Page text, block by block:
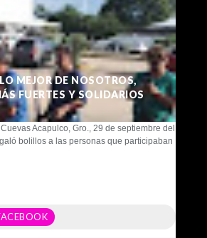
MEJOR DE NOSOTROS,
FUERTES Y SOLIDARIOS
Acapulco, Gro., 29 de septiembre del
bolillos a las personas que participaban